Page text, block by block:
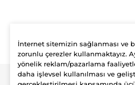
İnternet sitemizin sağlanması ve
zorunlu çerezler kullanmaktayız.
yönelik reklam/pazarlama
daha işlevsel kullanılması ve